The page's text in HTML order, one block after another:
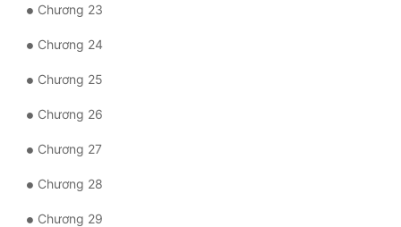
Đông Phương Huyền Huyễn
Đồng Nhân
Chương 23
Chương 24
Chương 25
Chương 26
Chương 27
Chương 28
Chương 29